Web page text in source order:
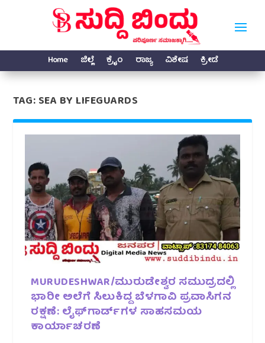
Home ಜಿಲ್ಲೆ ಕ್ರೈಂ ರಾಜ್ಯ ವಿಶೇಷ ಕ್ರೀಡೆ
TAG:SEA BY LIFEGUARDS
MURUDESHWAR/ಮುರುಡೇಶ್ವರ ಸಮುದ್ರದಲ್ಲಿ
ಭಾರೀ ಅಲೆಗೆ ಸಿಲುಕಿದ್ದ ಬೆಳಗಾವಿ ಪ್ರವಾಸಿಗನ
ರಕ್ಷಣೆ: ಲೈಫ್‌ಗಾರ್ಡ್‌ಗಳ ಸಾಹಸಮಯ
ಕಾರ್ಯಾಚರಣೆ